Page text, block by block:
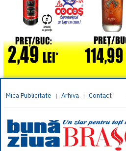
Mica Publicitate | Arhiva | Contact